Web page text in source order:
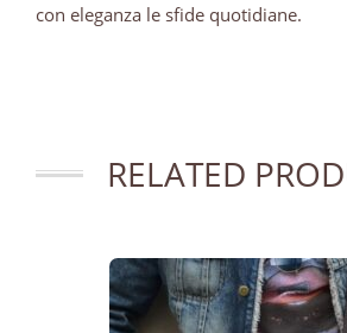
con eleganza le sfide quotidiane.
RELATED